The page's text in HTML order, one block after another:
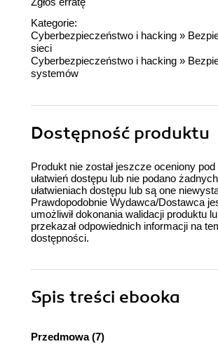
Kategorie:
Cyberbezpieczeństwo i hacking »
sieci
Cyberbezpieczeństwo i hacking »
systemów
Dostępność produktu
Produkt nie został jeszcze oceniony
ułatwień dostępu lub nie podano
ułatwieniach dostępu lub są one
Prawdopodobnie Wydawca/Dostawca
umożliwił dokonania walidacji produktu
przekazał odpowiednich informacji na
dostępności.
Spis treści ebooka
Przedmowa (7)